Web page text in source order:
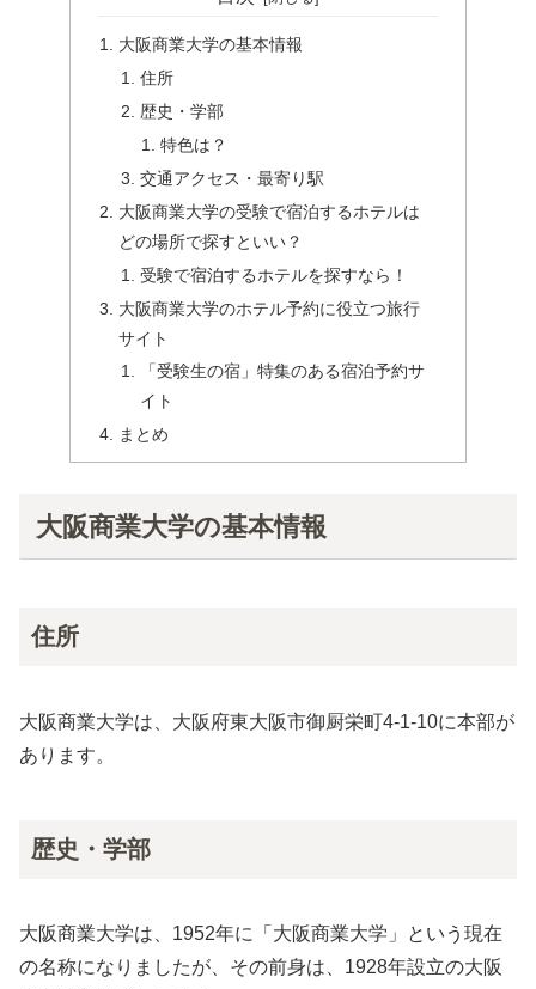
大阪商業大学の基本情報
住所
歴史・学部
特色は？
交通アクセス・最寄り駅
大阪商業大学の受験で宿泊するホテルは
どの場所で探すといい？
受験で宿泊するホテルを探すなら！
大阪商業大学のホテル予約に役立つ旅行
サイト
「受験生の宿」特集のある宿泊予約サ
イト
まとめ
大阪商業大学の基本情報
住所
大阪商業大学は、大阪府東大阪市御厨栄町4-1-10に本部が
あります。
歴史・学部
大阪商業大学は、1952年に「大阪商業大学」という現在
の名称になりましたが、その前身は、1928年設立の大阪